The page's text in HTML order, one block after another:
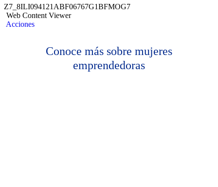
Z7_8ILI094121ABF06767G1BFMOG7
Web Content Viewer
Acciones
Conoce más sobre mujeres
emprendedoras